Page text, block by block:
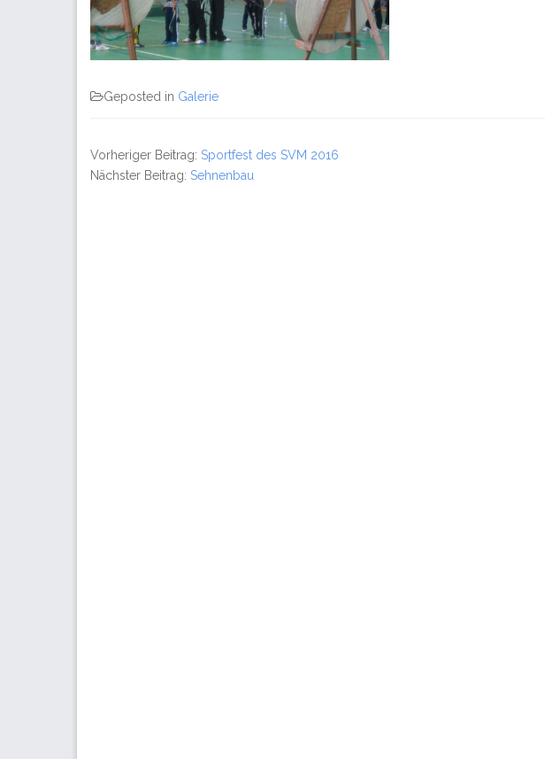
Geposted in Galerie
Vorheriger Beitrag: Sportfest des SVM 2016
Nächster Beitrag: Sehnenbau